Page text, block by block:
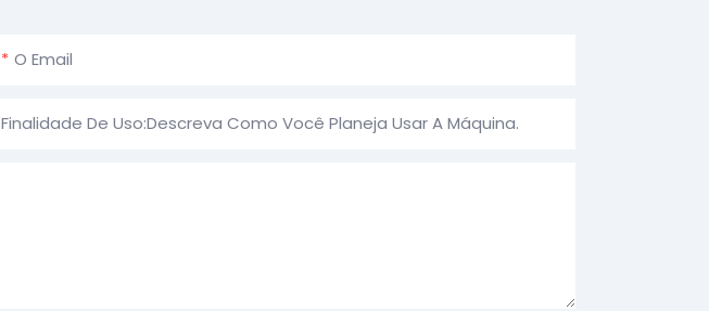
O Email
Finalidade De Uso:Descreva Como Você Planeja Usar A Máquina.